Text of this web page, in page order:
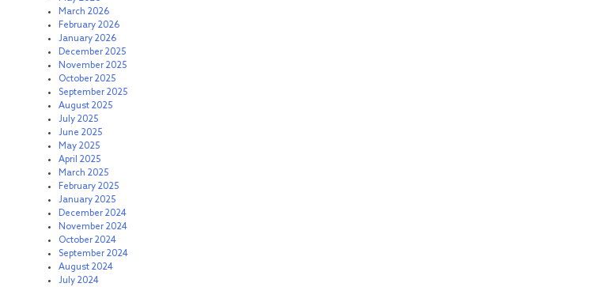
March 2026
February 2026
January 2026
December 2025
November 2025
October 2025
September 2025
August 2025
July 2025
June 2025
May 2025
April 2025
March 2025
February 2025
January 2025
December 2024
November 2024
October 2024
September 2024
August 2024
July 2024